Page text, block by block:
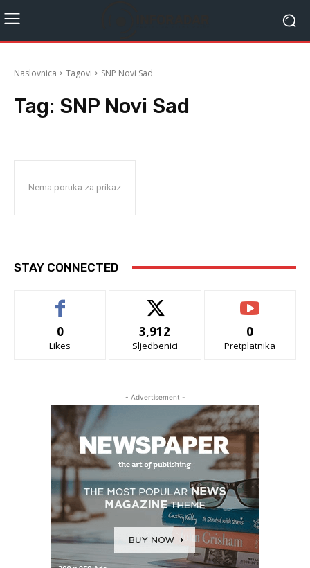
Naslovnica Tagovi SNP Novi Sad
Tag: SNP Novi Sad
Nema poruka za prikaz
STAY CONNECTED
0
Likes
3,912
Sljedbenici
0
Pretplatnika
- Advertisement -